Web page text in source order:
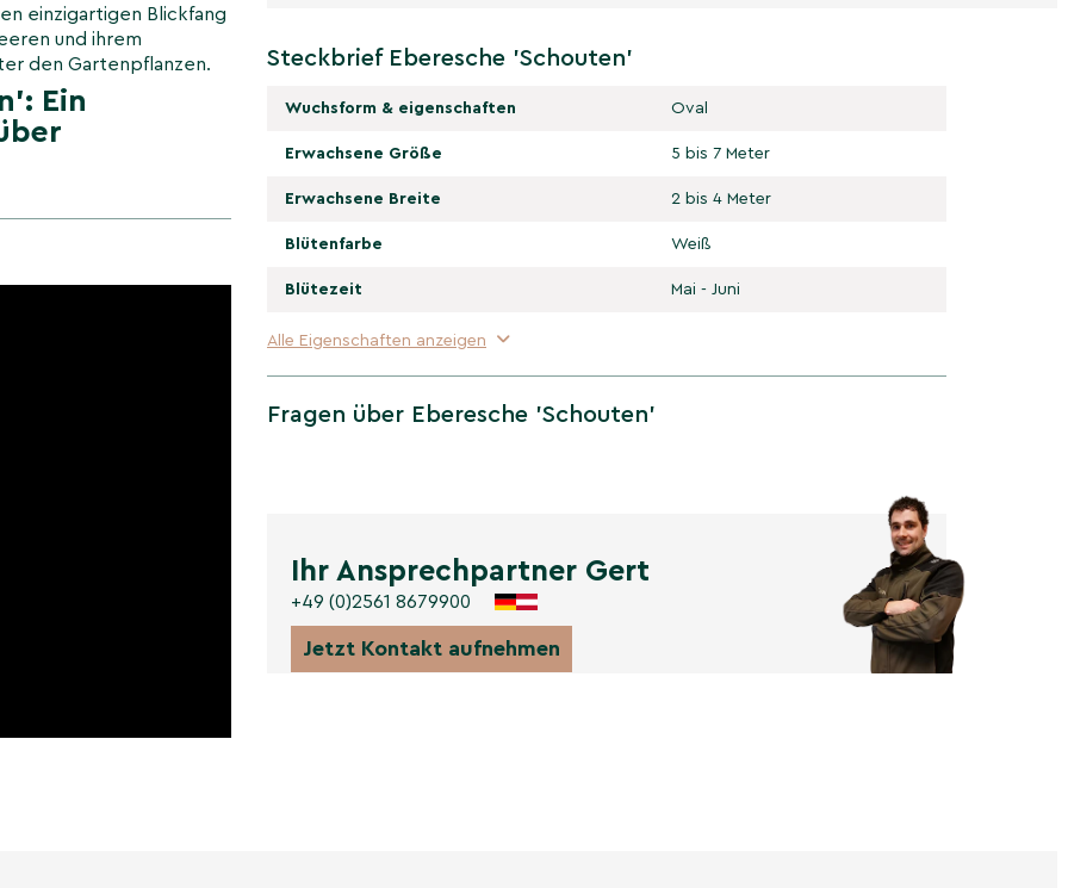
einzigartigen Blickfang
und ihrem
den Gartenpflanzen.
Ein
'Schouten' ein
Robust und
relativ tolerant
Steckbrief Eberesche 'Schouten'
Wuchsform & eigenschaften Oval
Erwachsene Größe 5 bis 7 Meter
Erwachsene Breite 2 bis 4 Meter
Blütenfarbe Weiß
Blütezeit Mai - Juni
Alle Eigenschaften anzeigen
Fragen über Eberesche 'Schouten'
Ihr Ansprechpartner Gert
+49 (0)2561 8679900
Jetzt Kontakt aufnehmen